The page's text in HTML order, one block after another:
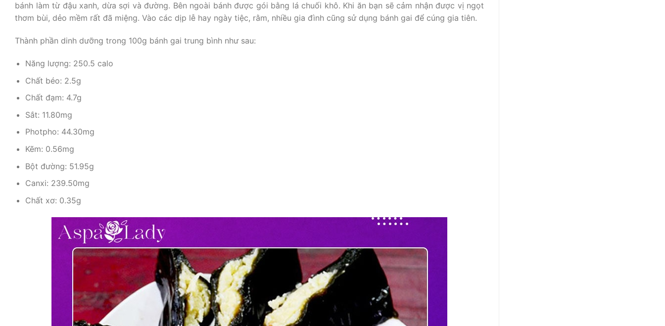
bánh làm từ đậu xanh, dừa sợi và đường. Bên ngoài bánh được gói bằng lá chuối khô. Khi ăn bạn sẽ cảm nhận được vị ngọt
thơm bùi, dẻo mềm rất đã miệng. Vào các dịp lễ hay ngày tiệc, rằm, nhiều gia đình cũng sử dụng bánh gai để cúng gia tiên.
Thành phần dinh dưỡng trong 100g bánh gai trung bình như sau:
Năng lượng: 250.5 calo
Chất béo: 2.5g
Chất đạm: 4.7g
Sắt: 11.80mg
Photpho: 44.30mg
Kẽm: 0.56mg
Bột đường: 51.95g
Canxi: 239.50mg
Chất xơ: 0.35g